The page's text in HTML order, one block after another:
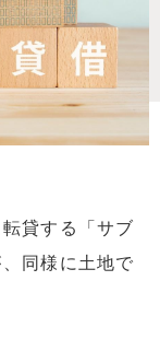
貸する「サブ
同様に土地で